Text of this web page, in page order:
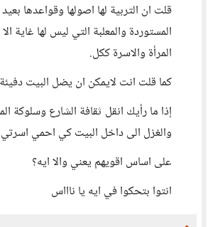
قلت ان التربية لها اصولها وقواعدها
المستوردة والمعلبة التي ليس لها غاية
المرأة والاسرة ككل.
كما قلت انت لايمكن ان يضل البيت
إذا ما رأيك انقل ثقافة الشارع وسلوكة
والغزل الى داخل البيت كي احمي اسرتي
على اساس اقويهم يعني والا ايه؟
انتوا بتحكوا في ايه يا ناااس